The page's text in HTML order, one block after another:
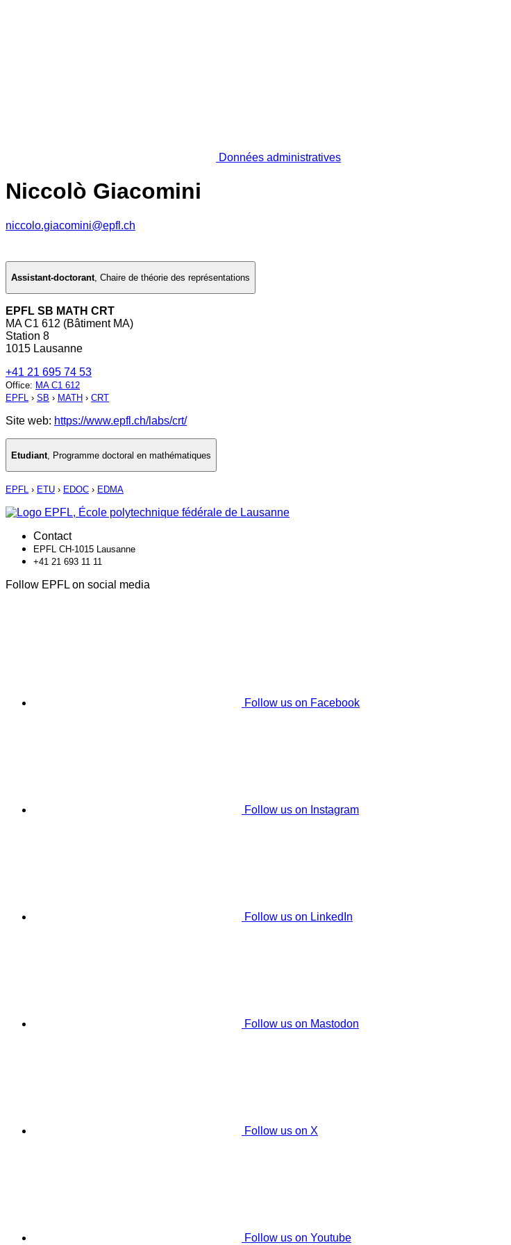
Données administratives
Niccolò Giacomini
niccolo.giacomini@epfl.ch
Assistant-doctorant, Chaire de théorie des représentations
EPFL SB MATH CRT
MA C1 612 (Bâtiment MA)
Station 8
1015 Lausanne
+41 21 695 74 53
Office: MA C1 612
EPFL › SB › MATH › CRT
Site web: https://www.epfl.ch/labs/crt/
Etudiant Programme doctoral en mathématiques
EPFL › ETU › EDOC › EDMA
Contact
EPFL CH-1015 Lausanne
+41 21 693 11 11
Follow EPFL on social media
Follow us on Facebook
Follow us on Instagram
Follow us on LinkedIn
Follow us on Mastodon
Follow us on X
Follow us on Youtube